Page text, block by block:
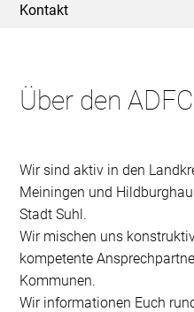
Kontakt
Über den
Wir sind aktiv in den
Meiningen und
Stadt Suhl.
Wir mischen uns
kompetente
Kommunen.
Wir informationen Euch